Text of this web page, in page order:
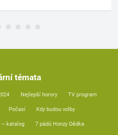
témata
Nejlepší horory TV program
Počasí Kdy budou volby
– katalog 7 pádů Honzy Dědka